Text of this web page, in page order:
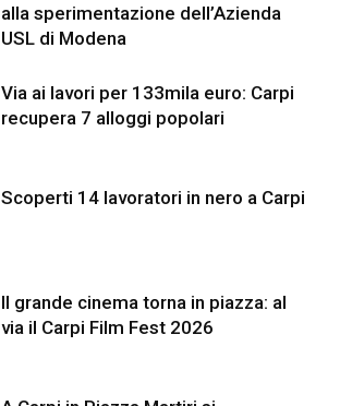
alla sperimentazione dell’Azienda
USL di Modena
Via ai lavori per 133mila euro: Carpi
recupera 7 alloggi popolari
Scoperti 14 lavoratori in nero a Carpi
Il grande cinema torna in piazza: al
via il Carpi Film Fest 2026